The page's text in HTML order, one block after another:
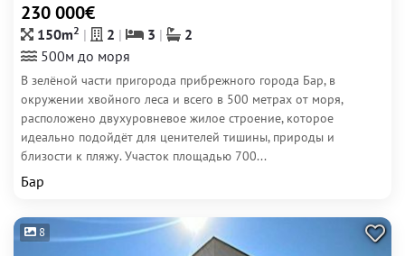
230 000€
150m2 2 3
2
500м до моря
В зелёной части пригорода прибрежного города Бар, в
окружении хвойного леса и всего в 500 метрах от моря,
расположено двухуровневое жилое строение, которое
идеально подойдёт для ценителей тишины, природы и
близости к пляжу. Участок площадью 700...
Бар
8